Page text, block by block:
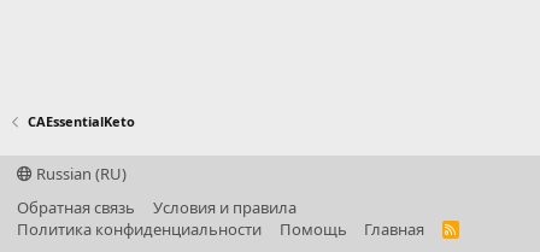
CAEssentialKeto
Russian (RU)
Обратная связь
Условия и правила
Политика конфиденциальности
Помощь Главная
R